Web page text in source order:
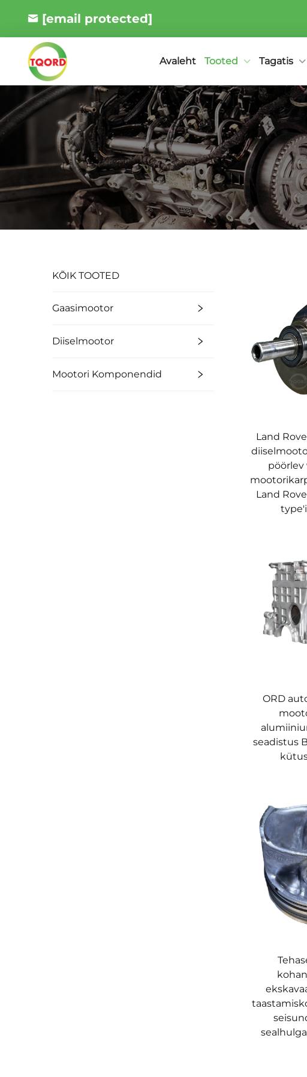
[email protected]
Avaleht Tooted Tagatis
KÕIK TOOTED
Gaasimootor
Diiselmootor
Mootori Komponendid
Land
pöörlev
Land
type'i
ORD
seadistus